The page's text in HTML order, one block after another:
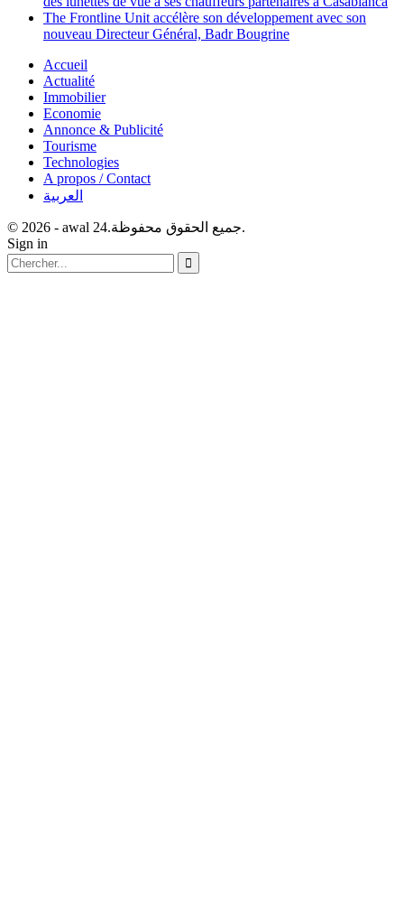
The Frontline Unit accélère son développement avec son
nouveau Directeur Général, Badr Bougrine
Accueil
Actualité
Immobilier
Economie
Annonce & Publicité
Tourisme
Technologies
A propos / Contact
العربية
© 2026 - awal 24.جميع الحقوق محفوظة.
Sign in